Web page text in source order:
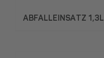
ABFALLEINSATZ 1,3L